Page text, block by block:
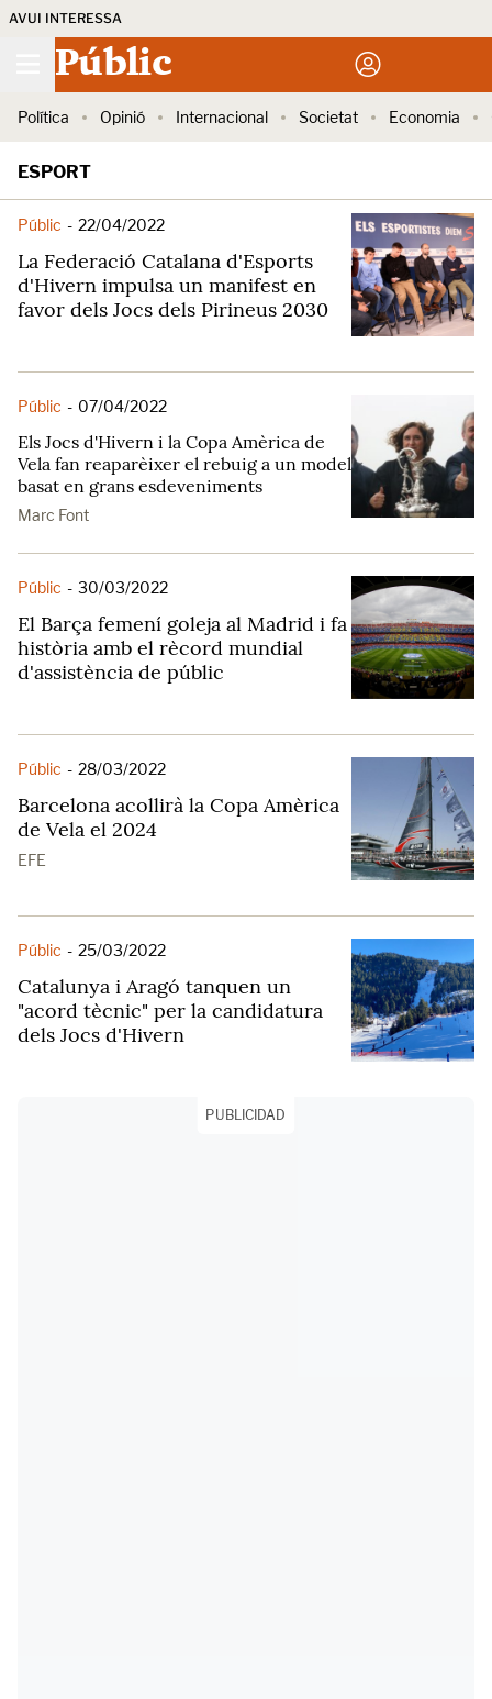
AVUI INTERESSA
Públic
Política Opinió Internacional Societat Economia
ESPORT
Públic - 22/04/2022
La Federació Catalana d'Esports
d'Hivern impulsa un manifest en
favor dels Jocs dels Pirineus 2030
Públic - 07/04/2022
Els Jocs d'Hivern i la Copa Amèrica de
Vela fan reaparèixer el rebuig a un model
basat en grans esdeveniments
Marc Font
Públic - 30/03/2022
El Barça femení goleja al Madrid i fa
història amb el rècord mundial
d'assistència de públic
Públic - 28/03/2022
Barcelona acollirà la Copa Amèrica
de Vela el 2024
EFE
Públic - 25/03/2022
Catalunya i Aragó tanquen un
"acord tècnic" per la candidatura
dels Jocs d'Hivern
PUBLICIDAD